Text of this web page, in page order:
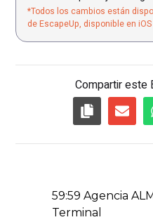
*Todos los cambios están
de EscapeUp, disponible en
Compartir este